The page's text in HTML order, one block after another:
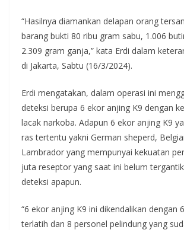
“Hasilnya diamankan delapan orang
barang bukti 80 ribu gram sabu, 1.006
2.309 gram ganja,” kata Erdi dalam
di Jakarta, Sabtu (16/3/2024).
Erdi mengatakan, dalam operasi ini
deteksi berupa 6 ekor anjing K9 dengan
lacak narkoba. Adapun 6 ekor anjing K9
ras tertentu yakni German sheperd,
Lambrador yang mempunyai kekuatan
juta reseptor yang saat ini belum
deteksi apapun.
“6 ekor anjing K9 ini dikendalikan dengan
terlatih dan 8 personel pelindung yang